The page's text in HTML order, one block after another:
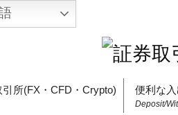
所(FX・CFD・Crypto) 便利な
Deposit/